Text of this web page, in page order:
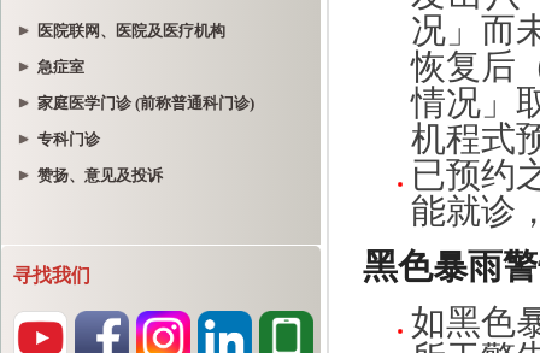
医院联网、医院及医疗机构
急症室
家庭医学门诊 (前称普通科门诊)
专科门诊
赞扬、意见及投诉
寻找我们